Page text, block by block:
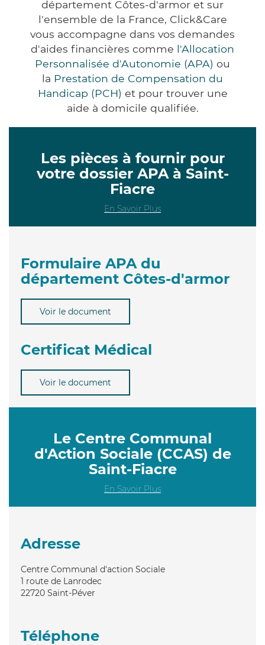
département Côtes-d'armor et sur
l'ensemble de la France, Click&Care
vous accompagne dans vos demandes
d'aides financières comme l'Allocation
Personnalisée d'Autonomie (APA) ou
la Prestation de Compensation du
Handicap (PCH) et pour trouver une
aide à domicile qualifiée.
Les pièces à fournir pour
votre dossier APA à Saint-
Fiacre
En Savoir Plus
Formulaire APA du
département Côtes-d'armor
Voir le document
Certificat Médical
Voir le document
Le Centre Communal
d'Action Sociale (CCAS) de
Saint-Fiacre
En Savoir Plus
Adresse
Centre Communal d'action Sociale
1 route de Lanrodec
22720 Saint-Péver
Téléphone